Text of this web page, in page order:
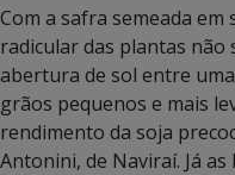
Com a safra semeada
radicular das plantas não
abertura de sol entre
grãos pequenos e mais
rendimento da soja
Antonini, de Naviraí. Já